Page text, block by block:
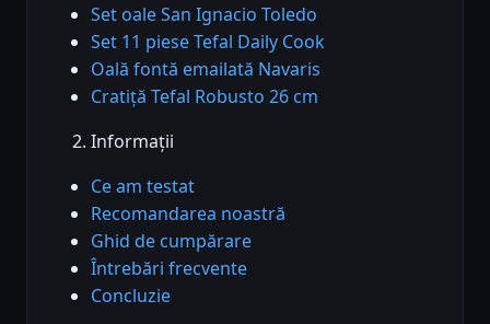
Set oale San Ignacio Toledo
Set 11 piese Tefal Daily Cook
Oală fontă emailată Navaris
Cratiță Tefal Robusto 26 cm
Informații
Ce am testat
Recomandarea noastră
Ghid de cumpărare
Întrebări frecvente
Concluzie